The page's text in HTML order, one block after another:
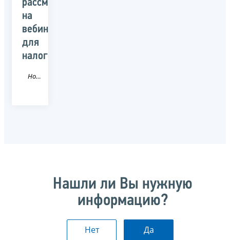
рассмотрят
на
вебинаре
для
налогоплательщиков
Новость
Нашли ли Вы нужную
информацию?
Нет Да